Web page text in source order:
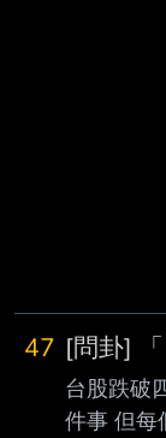
47 [問卦]
台股跌破
件事 但每